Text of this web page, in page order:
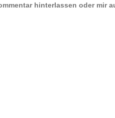
hinterlassen oder mir